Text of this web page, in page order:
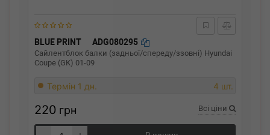
BLUE PRINT ADG080295
Сайлентблок балки (задньої/спереду/ззовні) Hyundai
Coupe (GK) 01-09
Термін 1 дн. 4 шт.
220 грн Всі ціни